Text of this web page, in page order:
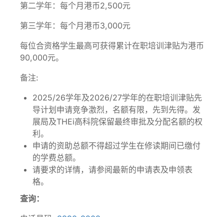
第二学年：每个月港币2,500元
第三学年：每个月港币3,000元
每位合资格学生最高可获得累计在职培训津贴为港币
90,000元。
备注:
2025/26学年及2026/27学年的在职培训津贴先
导计划申请竞争激烈，名额有限，先到先得。发
展局及THEi高科院保留最终审批及分配名额的权
利。
申请的资助总额不得超过学生在修读期间已缴付
的学费总额。
请要求的详情，请参阅最新的申请表及申领表
格。
查询：